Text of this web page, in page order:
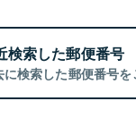
検索した郵便番号
に検索した郵便番号を